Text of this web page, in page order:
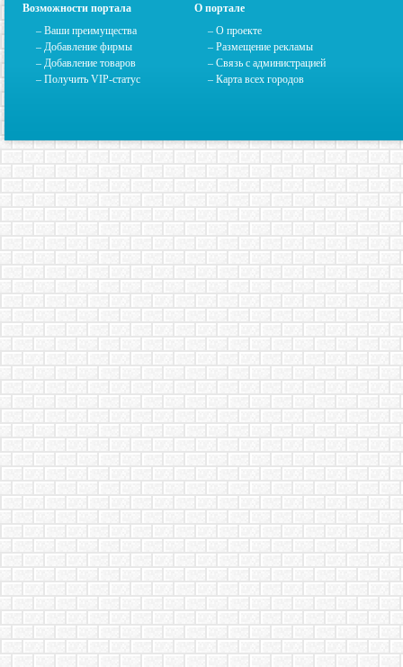
Возможности портала
– Ваши преимущества
– Добавление фирмы
– Добавление товаров
– Получить VIP-статус
О портале
– О проекте
– Размещение рекламы
– Связь с администрацией
– Карта всех городов